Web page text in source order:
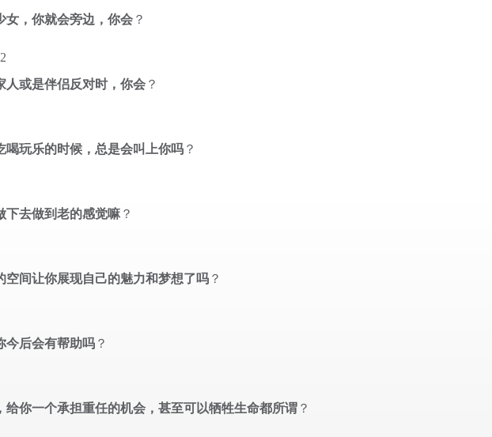
女，你就会旁边，你会？
人或是伴侣反对时，你会？
喝玩乐的时候，总是会叫上你吗？
下去做到老的感觉嘛？
空间让你展现自己的魅力和梦想了吗？
今后会有帮助吗？
给你一个承担重任的机会，甚至可以牺牲生命都所谓？